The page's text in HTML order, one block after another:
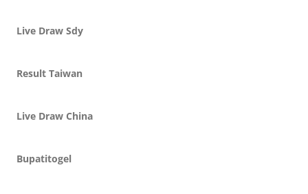
Live Draw Sdy
Result Taiwan
Live Draw China
Bupatitogel